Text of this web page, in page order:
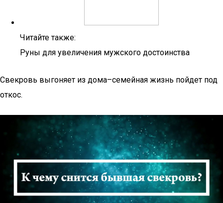
Читайте также:
Руны для увеличения мужского достоинства
Свекровь выгоняет из дома–семейная жизнь пойдет под
откос.